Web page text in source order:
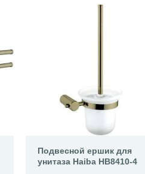
Подвесной ершик для
унитаза Haiba HB8410-4